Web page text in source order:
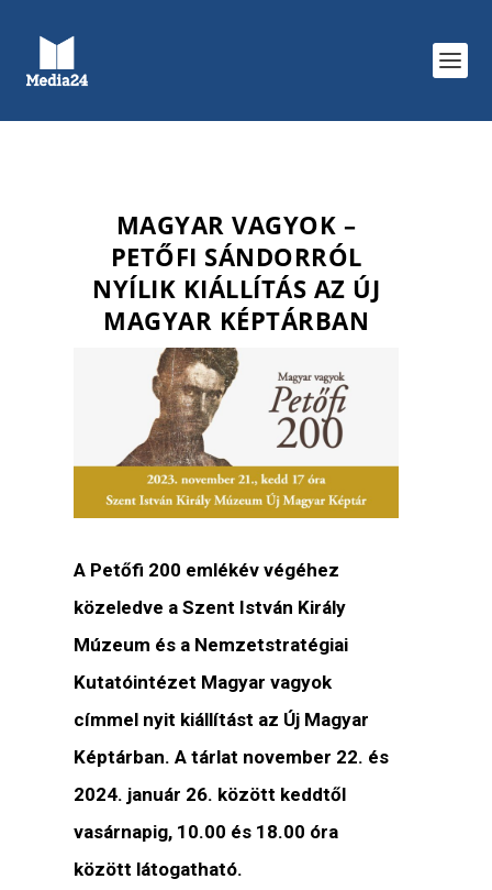
MAGYAR VAGYOK –
PETŐFI SÁNDORRÓL
NYÍLIK KIÁLLÍTÁS AZ ÚJ
MAGYAR KÉPTÁRBAN
A Petőfi 200 emlékév végéhez
közeledve a Szent István Király
Múzeum és a Nemzetstratégiai
Kutatóintézet Magyar vagyok
címmel nyit kiállítást az Új Magyar
Képtárban. A tárlat november 22. és
2024. január 26. között keddtől
vasárnapig, 10.00 és 18.00 óra
között látogatható.